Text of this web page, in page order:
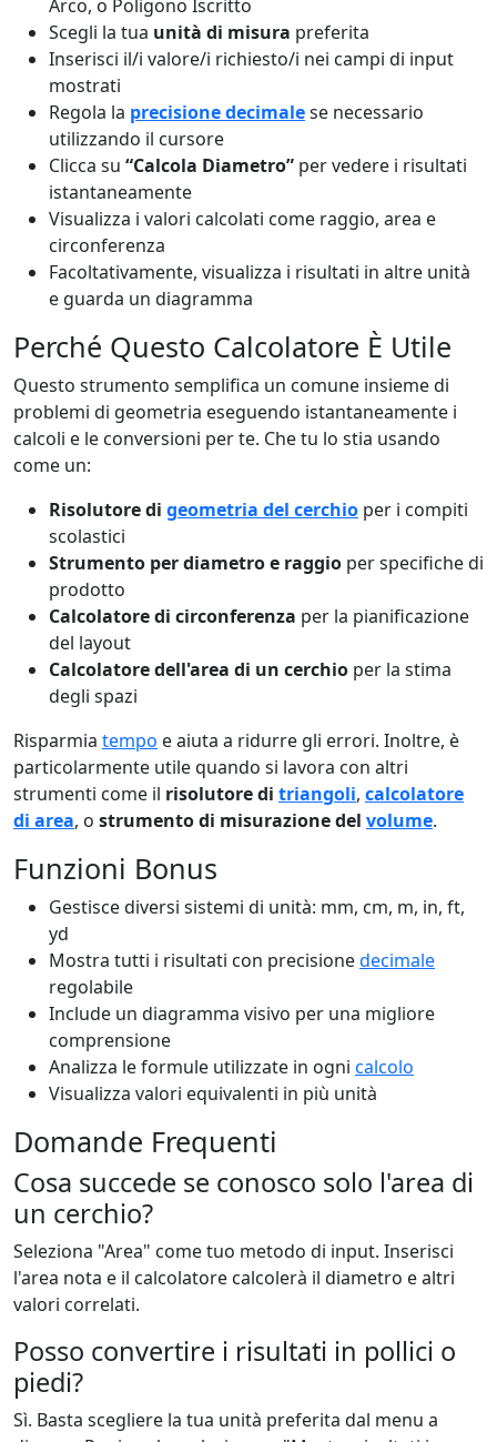
Arco, o Poligono Iscritto
Scegli la tua unità di misura preferita
Inserisci il/i valore/i richiesto/i nei campi di input
mostrati
Regola la precisione decimalese necessario
utilizzando il cursore
Clicca su “Calcola Diametro” per vedere i risultati
istantaneamente
Visualizza i valori calcolati come raggio, area e
circonferenza
Facoltativamente, visualizza i risultati in altre unità
e guarda un diagramma
Perché Questo Calcolatore È Utile
Questo strumento semplifica un comune insieme di
problemi di geometria eseguendo istantaneamente i
calcoli e le conversioni per te. Che tu lo stia usando
come un:
Risolutore di geometria del cerchio per i compiti
scolastici
Strumento per diametro e raggio per specifiche di
prodotto
Calcolatore di circonferenza per la pianificazione
del layout
Calcolatore dell'area di un cerchio per la stima
degli spazi
Risparmia tempo e aiuta a ridurre gli errori. Inoltre, è
particolarmente utile quando si lavora con altri
strumenti come il risolutore di triangoli, calcolatore
di area, o strumento di misurazione del volume.
Funzioni Bonus
Gestisce diversi sistemi di unità: mm, cm, m, in, ft,
yd
Mostra tutti i risultati con precisionedecimale
regolabile
Include un diagramma visivo per una migliore
comprensione
Analizza le formule utilizzate in ogni calcolo
Visualizza valori equivalenti in più unità
Domande Frequenti
Cosa succede se conosco solo l'area di
un cerchio?
Seleziona "Area" come tuo metodo di input. Inserisci
l'area nota e il calcolatore calcolerà il diametro e altri
valori correlati.
Posso convertire i risultati in pollici o
piedi?
Sì. Basta scegliere la tua unità preferita dal menu a